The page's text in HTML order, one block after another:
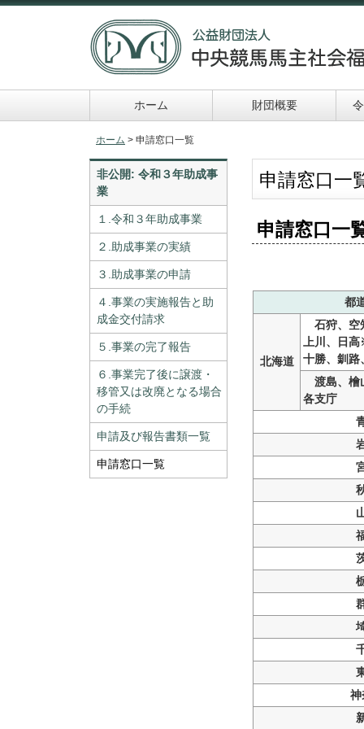
ホーム 財団概要
令和６年助成事業
ホーム > 申請窓口一覧
申請窓口一
申請窓口一
都
北海道
石狩、空
上川、日
十勝、釧路
渡島、檜
各支庁
神
非公開: 令和３年助成事
業
１.令和３年助成事業
２.助成事業の実績
３.助成事業の申請
４.事業の実施報告と助
成金交付請求
５.事業の完了報告
６.事業完了後に譲渡・
移管又は改廃となる場合
の手続
申請及び報告書類一覧
申請窓口一覧